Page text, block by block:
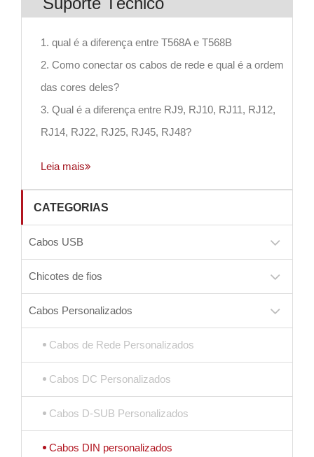
1. qual é a diferença entre T568A e T568B
2. Como conectar os cabos de rede e qual é a ordem
das cores deles?
3. Qual é a diferença entre RJ9, RJ10, RJ11, RJ12,
RJ14, RJ22, RJ25, RJ45, RJ48?
Leia mais
CATEGORIAS
Cabos USB
Chicotes de fios
Cabos Personalizados
Cabos de Rede Personalizados
Cabos DC Personalizados
Cabos D-SUB Personalizados
Cabos DIN personalizados